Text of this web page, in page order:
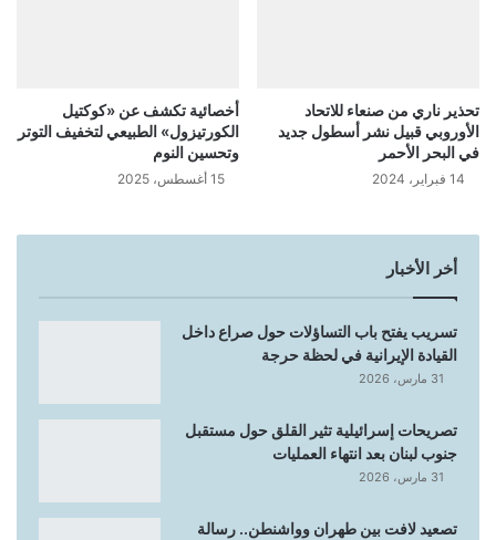
تحذير ناري من صنعاء للاتحاد
الأوروبي قبيل نشر أسطول جديد
في البحر الأحمر
14 فبراير، 2024
أخصائية تكشف عن «كوكتيل
الكورتيزول» الطبيعي لتخفيف التوتر
وتحسين النوم
15 أغسطس، 2025
أخر الأخبار
تسريب يفتح باب التساؤلات حول صراع داخل
القيادة الإيرانية في لحظة حرجة
31 مارس، 2026
تصريحات إسرائيلية تثير القلق حول مستقبل
جنوب لبنان بعد انتهاء العمليات
31 مارس، 2026
تصعيد لافت بين طهران وواشنطن.. رسالة